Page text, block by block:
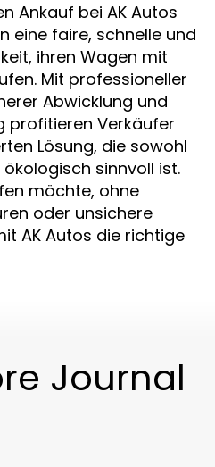
Ankauf bei AK Autos
eine faire, schnelle und
ihren Wagen mit
Mit professioneller
Abwicklung und
profitieren Verkäufer
Lösung, die sowohl
sinnvoll ist.
möchte, ohne
oder unsichere
AK Autos die richtige
Journal